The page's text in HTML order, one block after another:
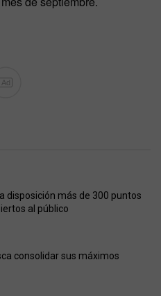
Ad
disposición más de 300 puntos
al público
consolidar sus máximos